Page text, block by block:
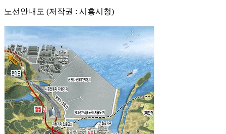
노선안내도 (저작권 : 시흥시청)